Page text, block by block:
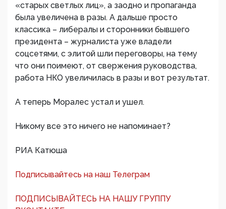
«старых светлых лиц», а заодно и пропаганда
была увеличена в разы. А дальше просто
классика – либералы и сторонники бывшего
президента – журналиста уже владели
соцсетями, с элитой шли переговоры, на тему
что они поимеют, от свержения руководства,
работа НКО увеличилась в разы и вот результат.
А теперь Моралес устал и ушел.
Никому все это ничего не напоминает?
РИА Катюша
Подписывайтесь на наш Телеграм
ПОДПИСЫВАЙТЕСЬ НА НАШУ ГРУППУ